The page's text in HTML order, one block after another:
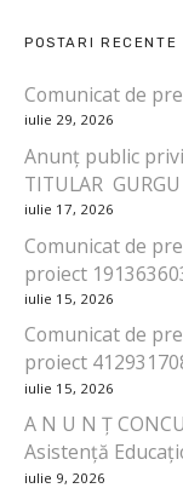
POSTARI RECENTE
Comunicat de
iulie 29, 2026
Anunț public
TITULAR GURGU
iulie 17, 2026
Comunicat de
proiect
iulie 15, 2026
Comunicat de
proiect
iulie 15, 2026
A N U N Ț
Asistență
iulie 9, 2026